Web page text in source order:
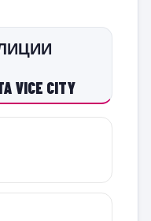
CITY